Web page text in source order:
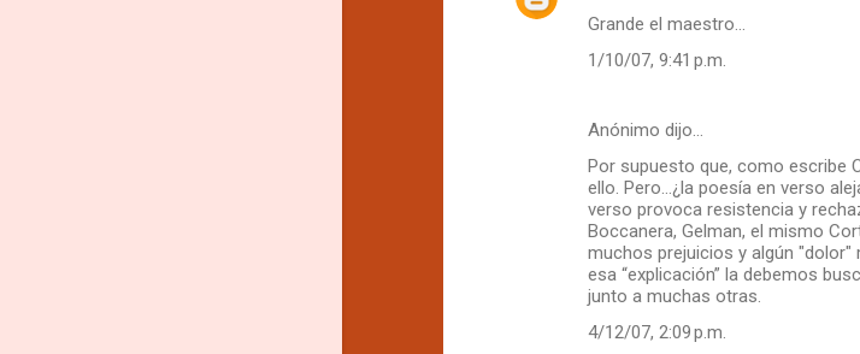
Grande el maestro...
1/10/07, 9:41 p.m.
Anónimo dijo…
Por supuesto que, como escribe
ello. Pero…¿la poesía en verso
verso provoca resistencia y
Boccanera, Gelman, el mismo
muchos prejuicios y algún "dolor"
esa “explicación” la debemos
junto a muchas otras.
4/12/07, 2:09 p.m.